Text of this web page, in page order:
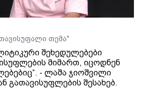
თემა"
შეხედულებები
მიმართ, იცოდნენ
- ლაშა ჯიოშვილი
გათავისუფლების შესახებ.